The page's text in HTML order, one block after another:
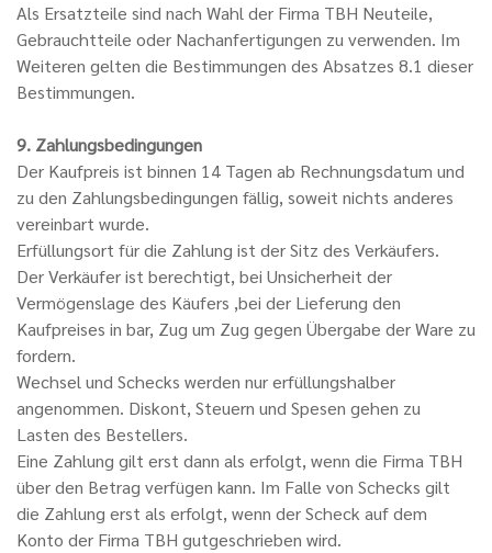
Als Ersatzteile sind nach Wahl der Firma TBH Neuteile,
Gebrauchtteile oder Nachanfertigungen zu verwenden. Im
Weiteren gelten die Bestimmungen des Absatzes 8.1 dieser
Bestimmungen.
9. Zahlungsbedingungen
Der Kaufpreis ist binnen 14 Tagen ab Rechnungsdatum und
zu den Zahlungsbedingungen fällig, soweit nichts anderes
vereinbart wurde.
Erfüllungsort für die Zahlung ist der Sitz des Verkäufers.
Der Verkäufer ist berechtigt, bei Unsicherheit der
Vermögenslage des Käufers ,bei der Lieferung den
Kaufpreises in bar, Zug um Zug gegen Übergabe der Ware zu
fordern.
Wechsel und Schecks werden nur erfüllungshalber
angenommen. Diskont, Steuern und Spesen gehen zu
Lasten des Bestellers.
Eine Zahlung gilt erst dann als erfolgt, wenn die Firma TBH
über den Betrag verfügen kann. Im Falle von Schecks gilt
die Zahlung erst als erfolgt, wenn der Scheck auf dem
Konto der Firma TBH gutgeschrieben wird.